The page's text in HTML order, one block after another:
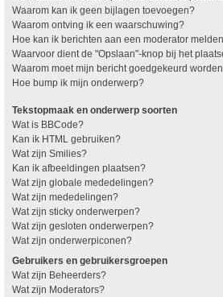
Waarom kan ik geen bijlagen toevoegen?
Waarom ontving ik een waarschuwing?
Hoe kan ik berichten aan een moderator
Waarvoor dient de "Opslaan"-knop bij het
Waarom moet mijn bericht goedgekeurd
Hoe bump ik mijn onderwerp?
Tekstopmaak en onderwerp soorten
Wat is BBCode?
Kan ik HTML gebruiken?
Wat zijn Smilies?
Kan ik afbeeldingen plaatsen?
Wat zijn globale mededelingen?
Wat zijn mededelingen?
Wat zijn sticky onderwerpen?
Wat zijn gesloten onderwerpen?
Wat zijn onderwerpiconen?
Gebruikers en gebruikersgroepen
Wat zijn Beheerders?
Wat zijn Moderators?